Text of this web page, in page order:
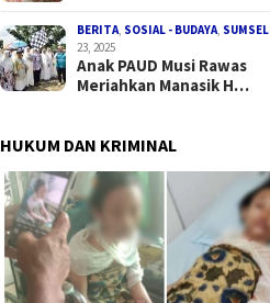
BERITA, SOSIAL - BUDAYA, SUMSEL
23, 2025
Anak PAUD Musi Rawas
Meriahkan Manasik H…
HUKUM DAN KRIMINAL